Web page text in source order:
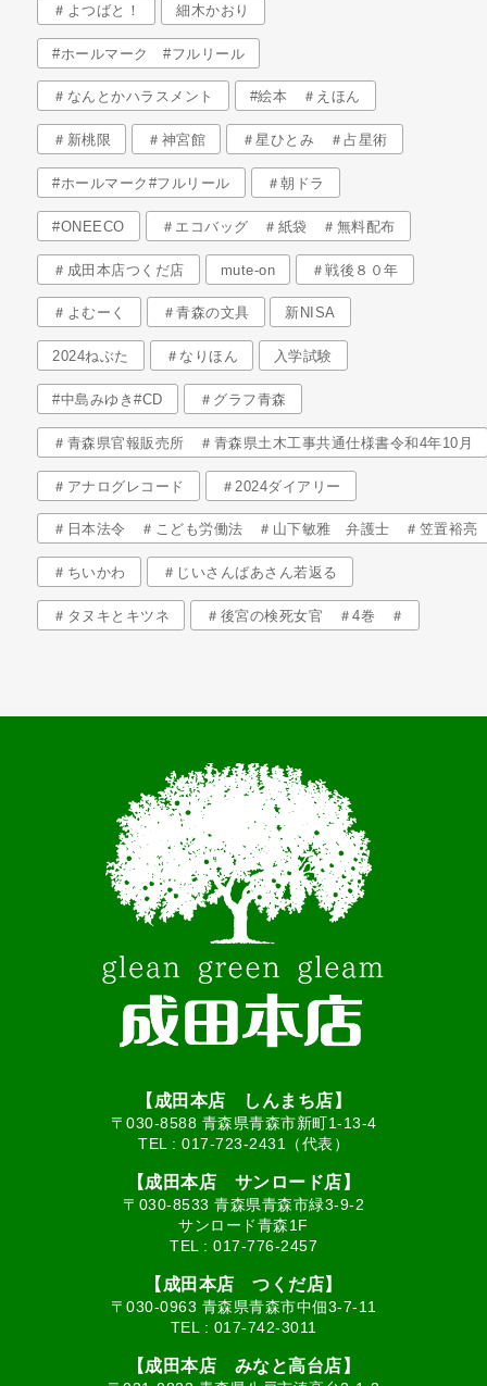
＃よつばと！ 細木かおり
#ホールマーク #フルリール
＃なんとかハラスメント #絵本 ＃えほん
＃新桃限 ＃神宮館 ＃星ひとみ ＃占星術
#ホールマーク#フルリール ＃朝ドラ
#ONEECO ＃エコバッグ ＃紙袋 ＃無料配布
＃成田本店つくだ店 mute-on ＃戦後８０年
＃よむーく ＃青森の文具 新NISA
2024ねぶた ＃なりほん 入学試験
#中島みゆき#CD ＃グラフ青森
＃青森県官報販売所 ＃青森県土木工事共通仕様書令和4年10月
＃アナログレコード ＃2024ダイアリー
＃日本法令 ＃こども労働法 ＃山下敏雅 弁護士 ＃笠置裕亮
＃ちいかわ ＃じいさんばあさん若返る
＃タヌキとキツネ ＃後宮の検死女官 ＃4巻 ＃
【成田本店 しんまち店】
〒030-8588 青森県青森市新町1-13-4
TEL : 017-723-2431（代表）
【成田本店 サンロード店】
〒030-8533 青森県青森市緑3-9-2
サンロード青森1F
TEL : 017-776-2457
【成田本店 つくだ店】
〒030-0963 青森県青森市中佃3-7-11
TEL : 017-742-3011
【成田本店 みなと高台店】